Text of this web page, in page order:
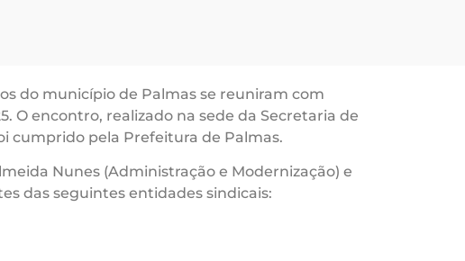
do município de Palmas se reuniram com
O encontro, realizado na sede da Secretaria de
cumprido pela Prefeitura de Palmas.
Nunes (Administração e Modernização) e
das seguintes entidades sindicais: